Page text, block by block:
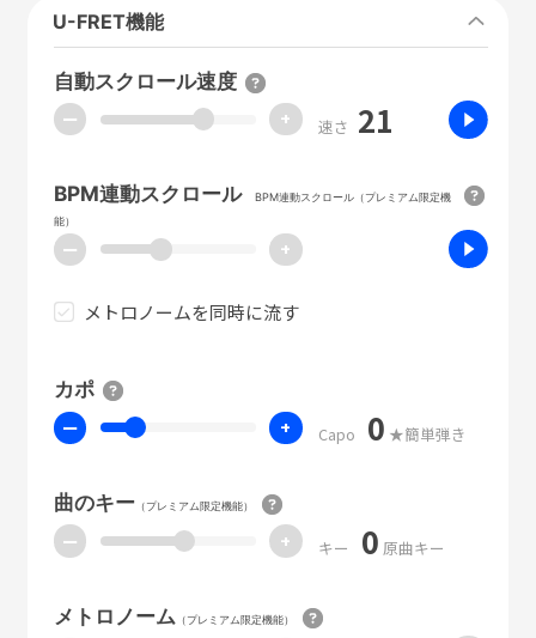
U-FRET機能
自動スクロール速度
ー + 速さ 21
BPM連動スクロール
BPM連動スクロール（プレミアム限定機
能）
ー +
メトロノームを同時に流す
カポ
ー + Capo 0 ★簡単弾き
曲のキー（プレミアム限定機能）
ー + キー 0 原曲キー
メトロノーム （プレミアム限定機能）